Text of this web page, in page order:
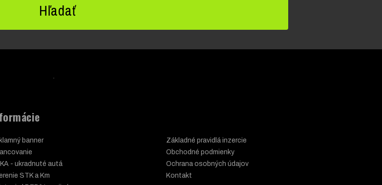
Hľadať
banner
- ukradnuté autá
STK a Km
Základné pravidlá inzercie
Obchodné podmienky
Ochrana osobných údajov
Kontakt